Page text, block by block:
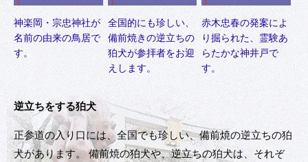
神楽岡・宗忠神社が
名前の由来の鳥居で
す。
全国的にも珍しい、
備前焼きの逆立ちの
狛犬が参拝者をお迎
えします。
赤木忠春の発案によ
り掘られた、霊験あ
らたかな神井戸で
す。
逆立ちをする狛犬
正参道の入り口には、全国でも珍しい、備前焼の逆立ちの狛
犬があります。 備前焼の狛犬や、逆立ちの狛犬は、それぞ